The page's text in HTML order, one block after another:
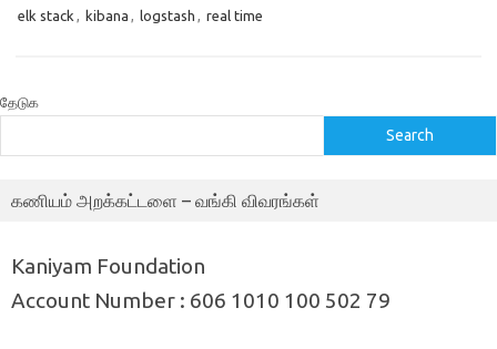
elk stack , kibana , logstash , real time
தேடுக
Search
கணியம் அறக்கட்டளை – வங்கி விவரங்கள்
Kaniyam Foundation
Account Number : 606 1010 100 502 79